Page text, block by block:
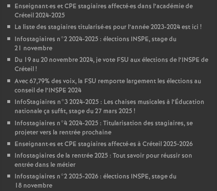
Enseignant·es etCPE stagiaires affecté·es dans l’académie de
Créteil 2024-2025
La liste des stagiaires titularisé·es pour l’année 2023-2024 est ici !
Infostagiaires n°2 2024-2025 : élections INSPE, stage du
21 novembre
Du 19 au 20 novembre 2024, je vote FSU aux élections de l’INSPE de
Créteil!
Avec 67,79% des voix, la FSU remporte largement les élections au
conseil de l’INSPE 2024
InfoStagiaires n°3 2024-2025 : Les chaises musicales à l’Éducation
nationale ça suffit, stage du 27 mars 2025!
Infostagiaires n°4 2024-2025 : Titularisation des stagiaires, se
projeter vers la rentrée prochaine
Enseignant·es etCPE stagiaires affecté·es à Créteil 2025-2026
Infostagiaires de la rentrée 2025 : Tout savoir pour réussir son
entrée dans le métier
Infostagiaires n°2 2025-2026 : élections INSPE, stage du
18 novembre